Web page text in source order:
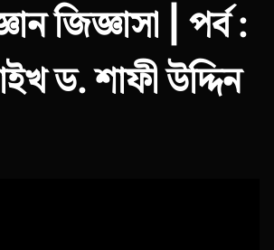
জিজ্ঞাসা | পর্ব :
ড. শাফী উদ্দিন